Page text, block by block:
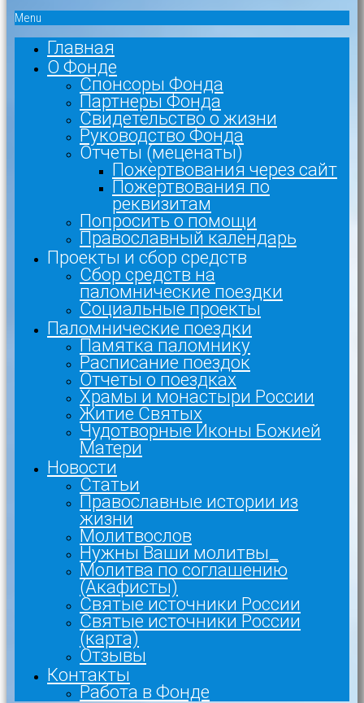
Menu
Главная
О Фонде
Спонсоры Фонда
Партнеры Фонда
Свидетельство о жизни
Руководство Фонда
Отчеты (меценаты)
Пожертвования через сайт
Пожертвования по
реквизитам
Попросить о помощи
Православный календарь
Проекты и сбор средств
Сбор средств на
паломнические поездки
Социальные проекты
Паломнические поездки
Памятка паломнику
Расписание поездок
Отчеты о поездках
Храмы и монастыри России
Житие Святых
Чудотворные Иконы Божией
Матери
Новости
Статьи
Православные истории из
жизни
Молитвослов
Нужны Ваши молитвы_
Молитва по соглашению
(Акафисты)
Святые источники России
Святые источники России
(карта)
Отзывы
Контакты
Работа в Фонде